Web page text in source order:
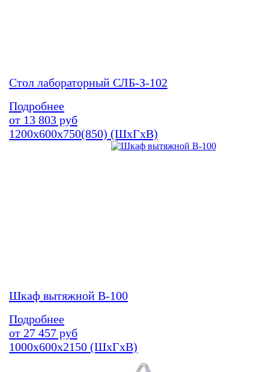
Стол лабораторный СЛБ-З-102
Подробнее
от 13 803 руб
1200х600х750(850) (ШхГхВ)
Шкаф вытяжной В-100
Подробнее
от 27 457 руб
1000х600х2150 (ШхГхВ)